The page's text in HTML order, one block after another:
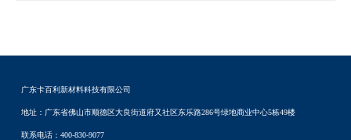
广东卡百利新材料科技有限公司
地址：广东省佛山市顺德区大良街道府又社区东乐路286号绿地商业中心5栋49楼
联系电话：400-830-9077